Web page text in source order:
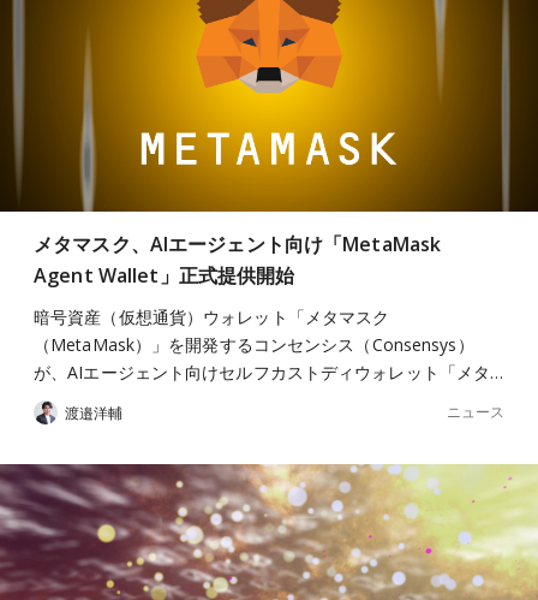
メタマスク、AIエージェント向け「MetaMask
Agent Wallet」正式提供開始
暗号資産（仮想通貨）ウォレット「メタマスク
（MetaMask）」を開発するコンセンシス（Consensys）
が、AIエージェント向けセルフカストディウォレット「メタ…
渡邉洋輔 ニュース